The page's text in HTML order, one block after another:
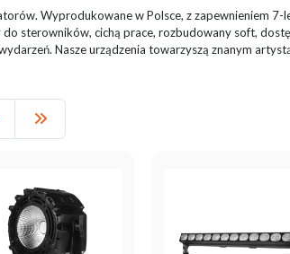
Wyprodukowane w Polsce, z zapewnieniem
sterowników, cichą prace, rozbudowany soft,
Nasze urządzenia towarzyszą znanym